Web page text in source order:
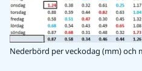
Nederbörd per veckodag (mm) och